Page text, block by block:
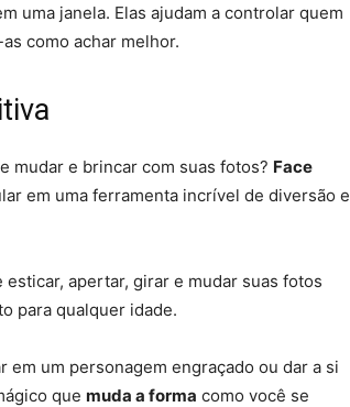
uma janela. Elas ajudam a controlar quem
como achar melhor.
mudar e brincar com suas fotos? Face
em uma ferramenta incrível de diversão e
apertar, girar e mudar suas fotos
para qualquer idade.
um personagem engraçado ou dar a si
que muda a forma como você se